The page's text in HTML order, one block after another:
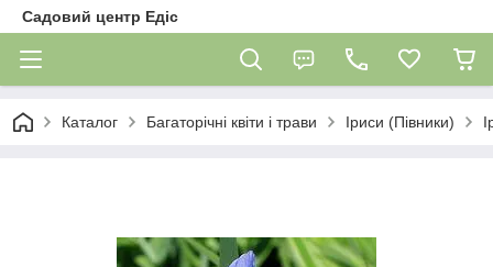
Садовий центр Едіс
Каталог Багаторічні квіти і трави Іриси (Півники)